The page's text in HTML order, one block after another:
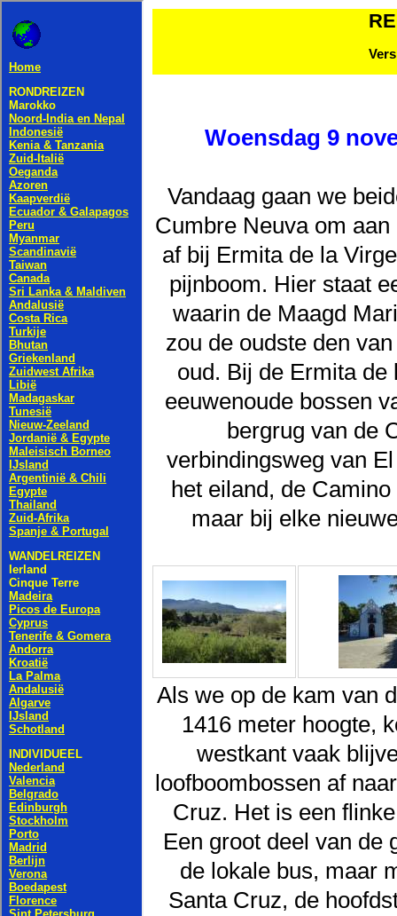
Woensdag 9
Vandaag gaan we
Cumbre Neuva om
af bij Ermita de la
pijnboom. Hier staat
waarin de Maagd
zou de oudste den
oud. Bij de Ermita de
eeuwenoude bossen
bergrug van de
verbindingsweg van
het eiland, de
maar bij elke
Als we op de kam van
1416 meter hoogte,
westkant vaak
loofboombossen af
Cruz. Het is een
Een groot deel van de
de lokale bus, maar
Santa Cruz, de